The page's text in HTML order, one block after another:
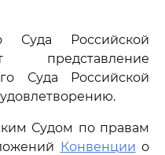
Суда Российской
представление
Суда Российской
Судом по правам
Конвенции о